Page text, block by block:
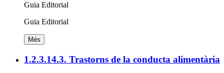
Guia Editorial
Guia Editorial
Més
1.2.3.14.3. Trastorns de la conducta alimentària